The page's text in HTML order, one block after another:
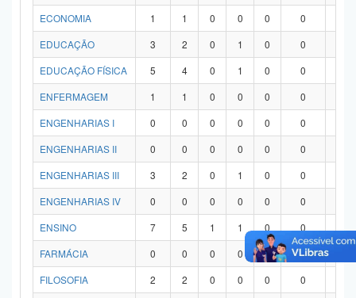
ECONOMIA
1 1 0 0 0 0
EDUCAÇÃO
3 2 0 1 0 0
EDUCAÇÃO FÍSICA
5 4 0 1 0 0
ENFERMAGEM
1 1 0 0 0 0
ENGENHARIAS I
0 0 0 0 0 0
ENGENHARIAS II
0 0 0 0 0 0
ENGENHARIAS III
3 2 0 1 0 0
ENGENHARIAS IV
0 0 0 0 0 0
ENSINO
7 5 1 1 0 0
FARMÁCIA
0 0 0 0 0 0
FILOSOFIA
2 2 0 0 0 0